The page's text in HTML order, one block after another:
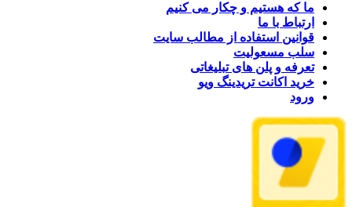
ما که هستیم و چکار می کنیم
ارتباط با ما
قوانین استفاده از مطالب سایت
سلب مسعولیت
تعرفه و پلن های تبلیغاتی
خرید اکانت تریدینگ ویو
ورود